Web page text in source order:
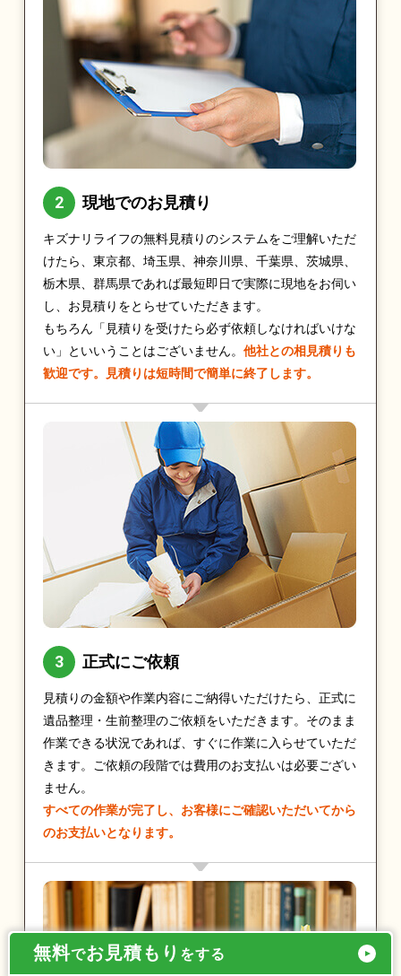
現地でのお見積り
キズナリライフの無料見積りのシステムをご理解いただ
けたら、東京都、埼玉県、神奈川県、千葉県、茨城県、
栃木県、群馬県であれば最短即日で実際に現地をお伺い
し、お見積りをとらせていただきます。
もちろん「見積りを受けたら必ず依頼しなければいけな
い」といいうことはございません。 他社との相見積りも
歓迎です。見積りは短時間で簡単に終了します。
正式にご依頼
見積りの金額や作業内容にご納得いただけたら、正式に
遺品整理・生前整理のご依頼をいただきます。そのまま
作業できる状況であれば、すぐに作業に入らせていただ
きます。ご依頼の段階では費用のお支払いは必要ござい
ません。
すべての作業が完了し、お客様にご確認いただいてから
のお支払いとなります。
無料でお見積もり をする